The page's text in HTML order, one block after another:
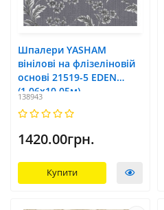
Шпалери YASHAM
вінілові на флізеліновій
основі 21519-5 EDEN
(1,06х10,05м)
138943
1420.00грн.
Купити